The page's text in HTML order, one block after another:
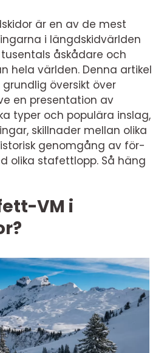
är en av de mest
i längdskidvärlden
åskådare och
hela världen. Denna artikel
översikt över
en presentation av
typer och populära inslag,
skillnader mellan olika
genomgång av för-
olika stafettlopp. Så häng
VM i